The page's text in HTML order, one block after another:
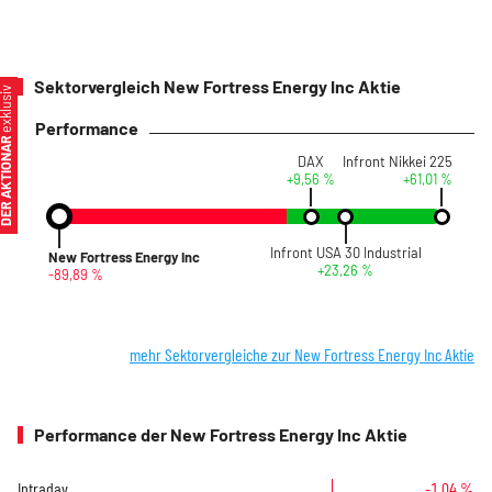
Sektorvergleich New Fortress Energy Inc Aktie
Performance
New Fortress Energy Inc
-89,89 %
DAX
+9,56 %
Infront USA 30 Industrial
+23,26 %
Infront Nikkei 225
+61,01 %
mehr Sektorvergleiche zur New Fortress Energy Inc Aktie
Performance der New Fortress Energy Inc Aktie